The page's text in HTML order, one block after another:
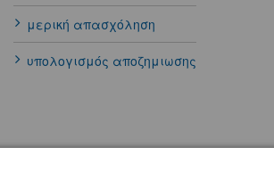
μερική απασχόληση
υπολογισμός αποζημιωσης